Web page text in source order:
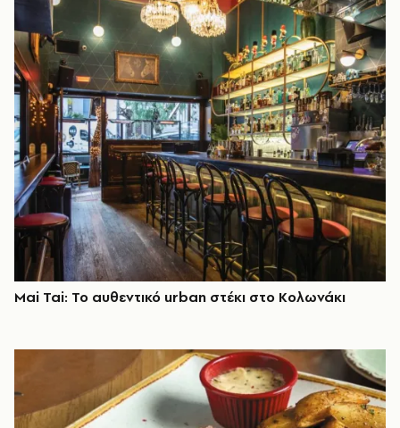
Mai Tai: Το αυθεντικό urban στέκι στο Κολωνάκι